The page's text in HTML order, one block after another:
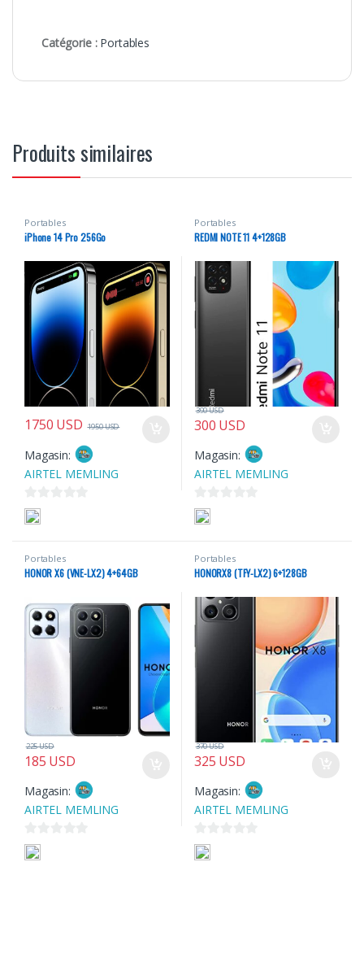
Catégorie : Portables
Produits similaires
Portables
iPhone 14 Pro 256Go
1750 USD 1950USD
Magasin:
AIRTEL MEMLING
0
s
r
5
Portables
REDMI NOTE 11 4+128GB
300 USD
390USD
Magasin:
AIRTEL MEMLING
0
s
r
5
Portables
HONOR X6 (VNE-LX2) 4+64GB
185 USD
225USD
Magasin:
AIRTEL MEMLING
0
s
Portables
HONORX8 (TFY-LX2) 6+128GB
325 USD
370USD
Magasin:
AIRTEL MEMLING
0
s